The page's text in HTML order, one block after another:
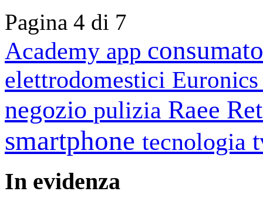
Pagina 4 di 7
Academy app
elettrodomestici
negozio pulizia Raee
smartphone tecnologia
In evidenza